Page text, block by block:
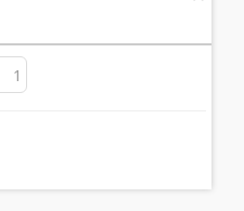
1